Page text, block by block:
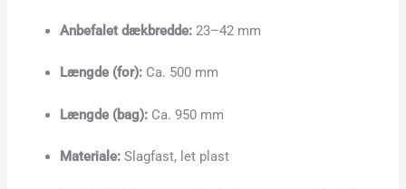
Anbefalet dækbredde: 23–42 mm
Længde (for): Ca. 500 mm
Længde (bag): Ca. 950 mm
Materiale: Slagfast, let plast